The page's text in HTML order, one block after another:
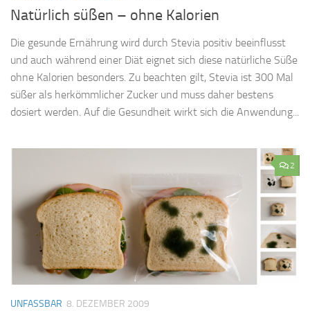
Natürlich süßen – ohne Kalorien
Die gesunde Ernährung wird durch Stevia positiv beeinflusst
und auch während einer Diät eignet sich diese natürliche Süße
ohne Kalorien besonders. Zu beachten gilt, Stevia ist 300 Mal
süßer als herkömmlicher Zucker und muss daher bestens
dosiert werden. Auf die Gesundheit wirkt sich die Anwendung...
2
UNFASSBAR 8. DEZEMBER 2009